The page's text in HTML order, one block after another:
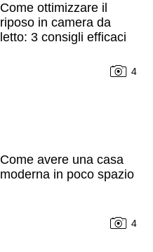
Come ottimizzare il
riposo in camera da
letto: 3 consigli efficaci
4
Come avere una casa
moderna in poco spazio
4